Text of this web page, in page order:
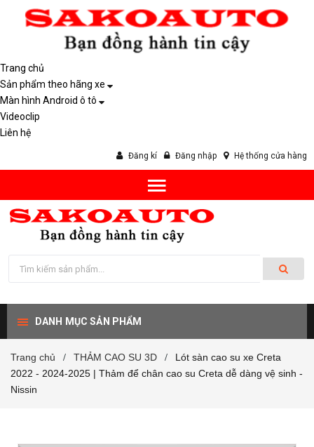
Trang chủ
Sản phẩm theo hãng xe
Màn hình Android ô tô
Videoclip
Liên hệ
Đăng kí Đăng nhập Hệ thống cửa hàng
DANH MỤC SẢN PHẨM
Trang chủ / THẢM CAO SU 3D /
Lót sàn cao su xe Creta
2022 - 2024-2025 | Thảm để chân cao su Creta dễ dàng vệ sinh -
Nissin